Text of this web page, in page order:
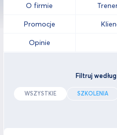
O firmie
Promocje
Opinie
Filtruj
WSZYSTKIE SZKOLENIA